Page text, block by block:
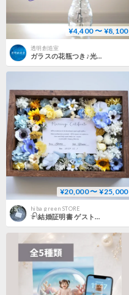
¥4,400 〜 ¥8,100
透明創造室
ガラスの花瓶つき♪光に透ける向日葵〈Dip Art〉
¥20,000 〜 ¥25,000
hiba_green STORE
𓍯結婚証明書 ゲスト参加型 ひまわり 結婚式 ウェディング ドライフラワー プリザーブドフラワー